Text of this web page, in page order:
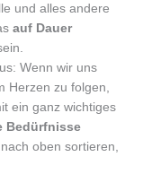
und alles andere
auf Dauer
Wenn wir uns
Herzen zu folgen,
ein ganz wichtiges
Bedürfnisse
oben sortieren,